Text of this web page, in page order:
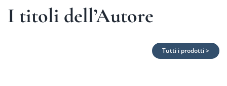
I titoli dell’Autore
Tutti i prodotti >